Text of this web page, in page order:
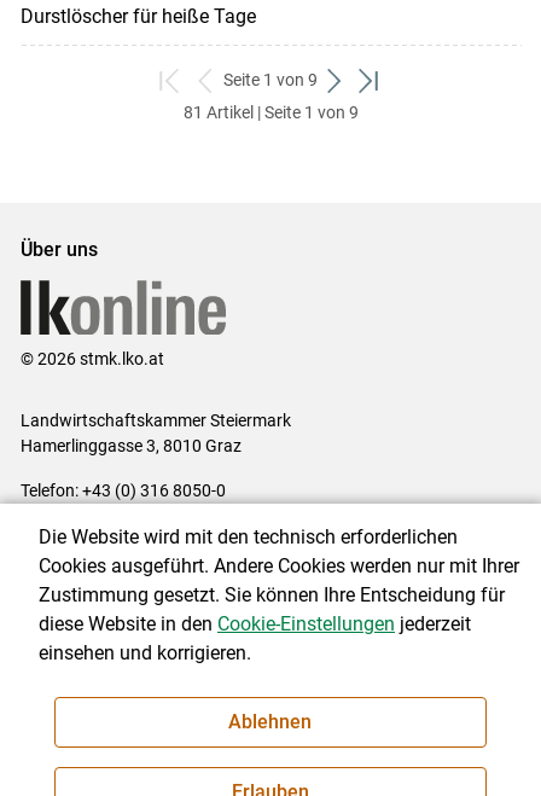
Durstlöscher für heiße Tage
zum
ersten
zurück
zum
Seite 1 von 9
weiter
zum
zum
81 Artikel | Seite 1 von 9
Über uns
© 2026 stmk.lko.at
Landwirtschaftskammer Steiermark
Hamerlinggasse 3, 8010 Graz
Telefon: +43 (0) 316 8050-0
Impressum|Kontakt|Datenschutzerklärung|Barrierefreiheit|
Cookie-Einstellungen
NEWSLETTER
Die Website wird mit den technisch erforderlichen
Cookies ausgeführt. Andere Cookies werden nur mit Ihrer
Zustimmung gesetzt. Sie können Ihre Entscheidung für
diese Website in den Cookie-Einstellungen jederzeit
einsehen und korrigieren.
Ablehnen